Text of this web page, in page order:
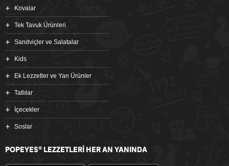
Kovalar
Tek Tavuk Ürünleri
Sandviçler ve Salatalar
Kids
Ek Lezzetler ve Yan Ürünler
Tatlılar
İçecekler
Soslar
POPEYES® LEZZETLERİ HER AN YANINDA